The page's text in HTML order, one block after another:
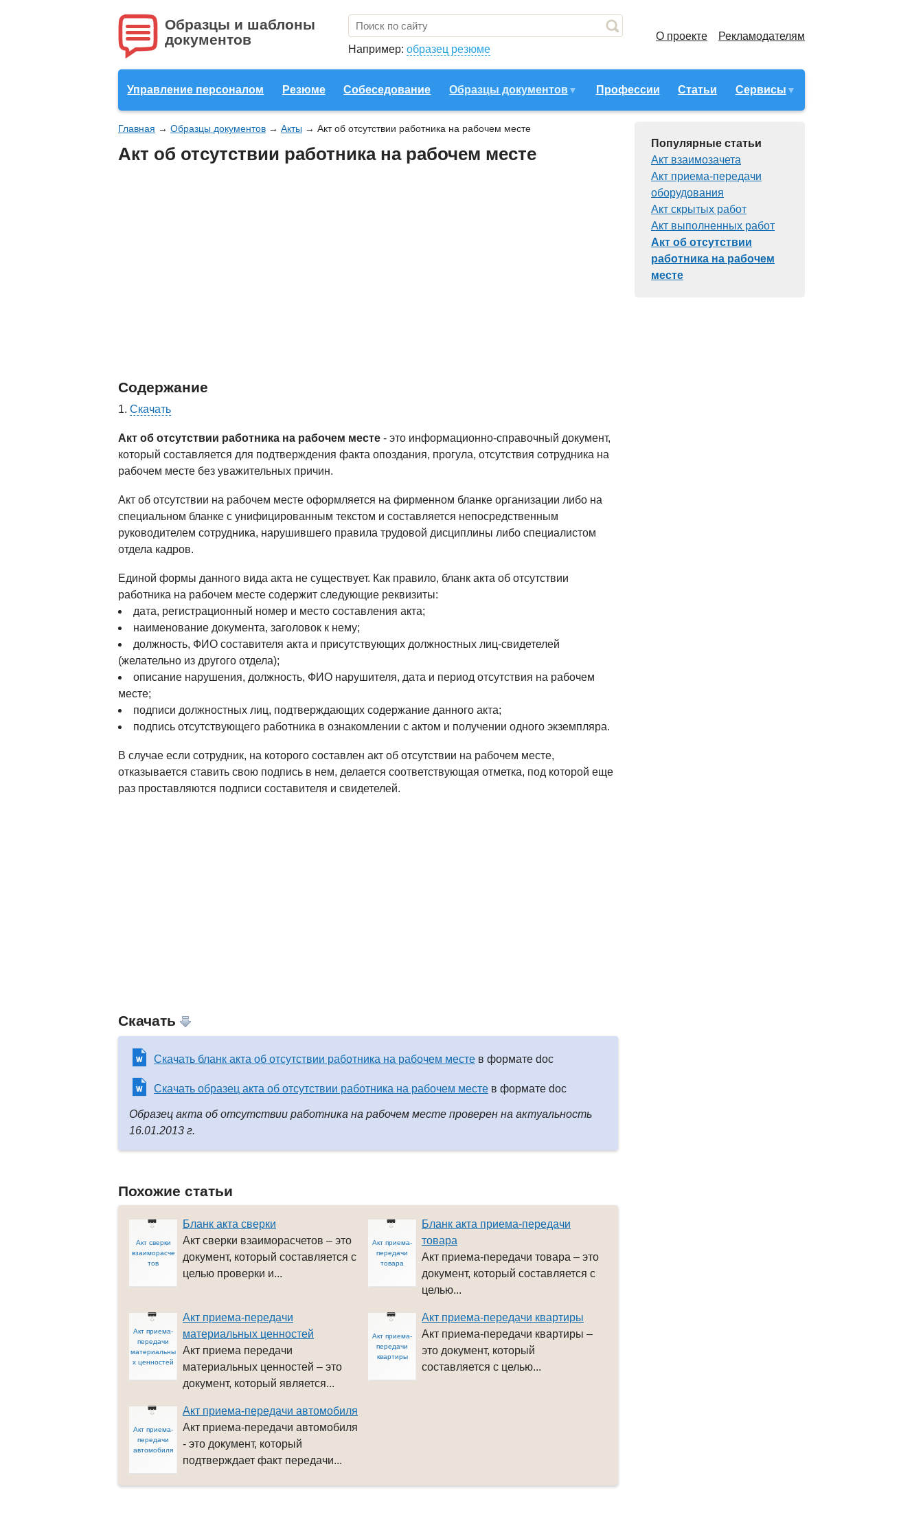
Образцы и шаблоны
документов
Например: образец резюме
О проекте Рекламодателям
Управление персоналом Резюме Собеседование Образцы документов Профессии Статьи Сервисы
Главная → Образцы документов → Акты → Акт об отсутствии работника на рабочем месте
Акт об отсутствии работника на рабочем месте
Содержание
Скачать
Акт об отсутствии работника на рабочем месте - это информационно-справочный документ,
который составляется для подтверждения факта опоздания, прогула, отсутствия сотрудника на
рабочем месте без уважительных причин.
Акт об отсутствии на рабочем месте оформляется на фирменном бланке организации либо на
специальном бланке с унифицированным текстом и составляется непосредственным
руководителем сотрудника, нарушившего правила трудовой дисциплины либо специалистом
отдела кадров.
Единой формы данного вида акта не существует. Как правило, бланк акта об отсутствии
работника на рабочем месте содержит следующие реквизиты:
дата, регистрационный номер и место составления акта;
наименование документа, заголовок к нему;
должность, ФИО составителя акта и присутствующих должностных лиц-свидетелей
(желательно из другого отдела);
описание нарушения, должность, ФИО нарушителя, дата и период отсутствия на рабочем
месте;
подписи должностных лиц, подтверждающих содержание данного акта;
подпись отсутствующего работника в ознакомлении с актом и получении одного экземпляра.
В случае если сотрудник, на которого составлен акт об отсутствии на рабочем месте,
отказывается ставить свою подпись в нем, делается соответствующая отметка, под которой еще
раз проставляются подписи составителя и свидетелей.
Скачать
Скачать бланк акта об отсутствии работника на рабочем месте в формате doc
Скачать образец акта об отсутствии работника на рабочем месте в формате doc
Образец акта об отсутствии работника на рабочем месте проверен на актуальность
16.01.2013 г.
Похожие статьи
Акт сверки
взаиморасче
тов
Бланк акта сверки
Акт сверки взаиморасчетов – это
документ, который составляется с
целью проверки и...
Акт приема-
передачи
товара
Бланк акта приема-передачи
товара
Акт приема-передачи товара – это
документ, который составляется с
целью...
Акт приема-
передачи
материальны
х ценностей
Акт приема-передачи
материальных ценностей
Акт приема передачи
материальных ценностей – это
документ, который является...
Акт приема-
передачи
квартиры
Акт приема-передачи квартиры
Акт приема-передачи квартиры –
это документ, который
составляется с целью...
Акт приема-
передачи
автомобиля
Акт приема-передачи автомобиля
Акт приема-передачи автомобиля
- это документ, который
подтверждает факт передачи...
Популярные статьи
Акт взаимозачета
Акт приема-передачи
оборудования
Акт скрытых работ
Акт выполненных работ
Акт об отсутствии
работника на рабочем
месте